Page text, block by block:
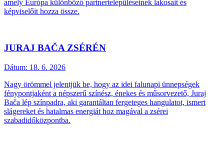
amely Európa különböző partnertelepüléseinek lakosait és
képviselőit hozza össze.
JURAJ BAČA ZSÉRÉN
Dátum: 18. 6. 2026
Nagy örömmel jelentjük be, hogy az idei falunapi ünnepségek
fénypontjaként a népszerű színész, énekes és műsorvezető, Juraj
Bača lép színpadra, aki garantáltan fergeteges hangulatot, ismert
slágereket és hatalmas energiát hoz magával a zsérei
szabadidőközpontba.